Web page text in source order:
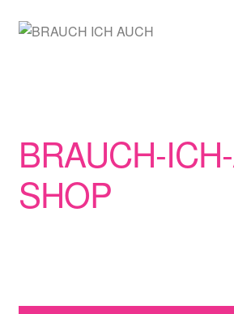
Zur
Zum
WARENKORB
KASSE
BRAUCH-
SHOP